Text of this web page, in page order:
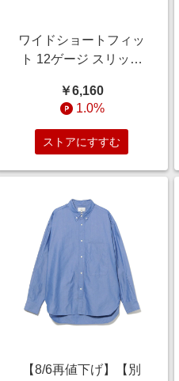
ワイドショートフィッ
ト 12ゲージ スリット
BLACK S
￥6,160
1.0%
ストアにすすむ
【8/6再値下げ】【別